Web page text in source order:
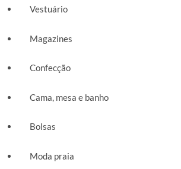
Vestuário
Magazines
Confecção
Cama, mesa e banho
Bolsas
Moda praia